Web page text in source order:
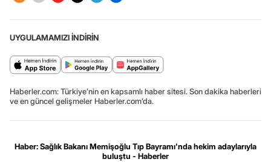
UYGULAMAMIZI İNDİRİN
Haberler.com: Türkiye’nin en kapsamlı haber sitesi. Son dakika haberleri
ve en güncel gelişmeler Haberler.com’da.
Haber: Sağlık Bakanı Memişoğlu Tıp Bayramı'nda hekim adaylarıyla
buluştu - Haberler